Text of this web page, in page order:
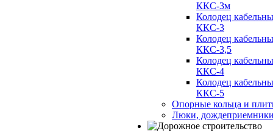
ККС-3м
Колодец
ККС-3
Колодец
ККС-3,5
Колодец
ККС-4
Колодец
ККС-5
Опорные кольца и
Люки,